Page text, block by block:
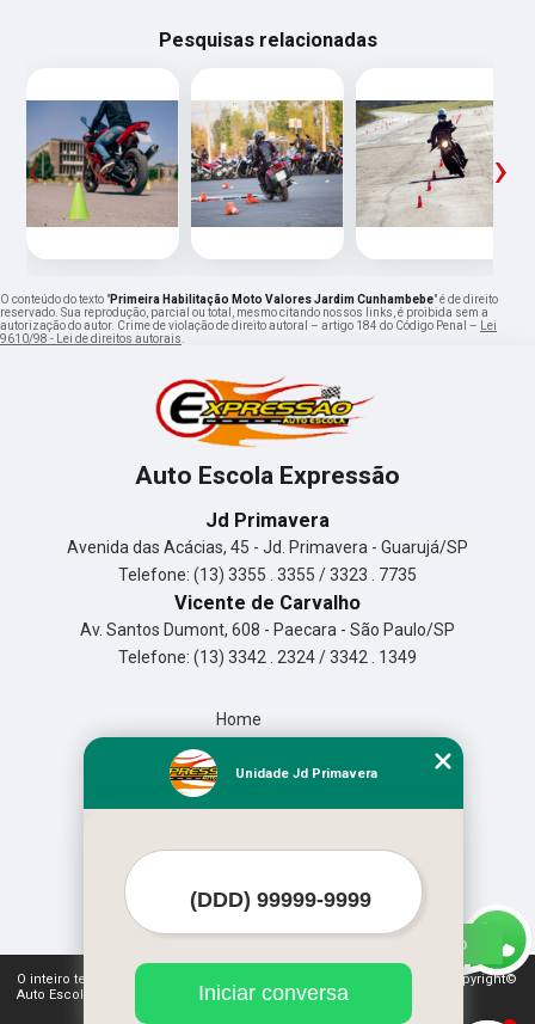
Pesquisas relacionadas
‹ ›
O conteúdo do texto "Primeira Habilitação Moto Valores Jardim Cunhambebe" é de direito
reservado. Sua reprodução, parcial ou total, mesmo citando nossos links, é proibida sem a
autorização do autor. Crime de violação de direito autoral – artigo 184 do Código Penal –
Lei
9610/98 - Lei de direitos autorais
Auto Escola Expressão
Jd Primavera
Avenida das Acácias, 45 - Jd. Primavera - Guarujá/SP
Telefone: (13) 3355 . 3355 / 3323 . 7735
Vicente de Carvalho
Av. Santos Dumont, 608 - Paecara - São Paulo/SP
Telefone: (13) 3342 . 2324 / 3342 . 1349
Home
Missão
Mapa do site
O inteiro teor deste site está sujeito à proteção de direitos autorais. Copyright©
Auto Escola Expressão (Lei 9610 de 19/02/1998)
Unidade Jd Primavera
Iniciar conversa